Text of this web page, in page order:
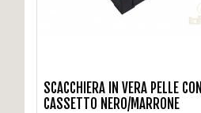
SCACCHIERA IN VERA PELLE CON
CASSETTO NERO/MARRONE